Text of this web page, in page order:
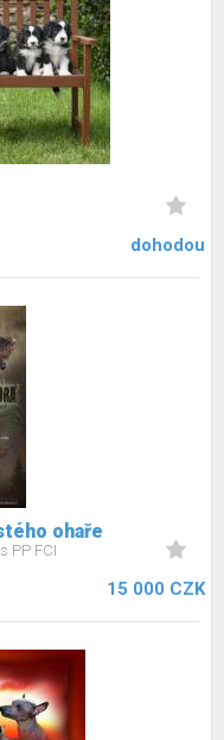
dohodou
ohaře
s PP FCI
15 000 CZK